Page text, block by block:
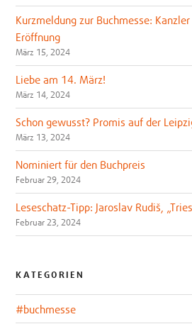
Kurzmeldung zur Buchmesse:
Eröffnung
März 15, 2024
Liebe am 14. März!
März 14, 2024
Schon gewusst? Promis auf der
März 13, 2024
Nominiert für den Buchpreis
Februar 29, 2024
Leseschatz-Tipp: Jaroslav Rudiš,
Februar 23, 2024
KATEGORIEN
#buchmesse